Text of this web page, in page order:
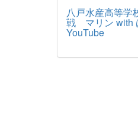
八戸水産高等学
戦 マリン with
YouTube